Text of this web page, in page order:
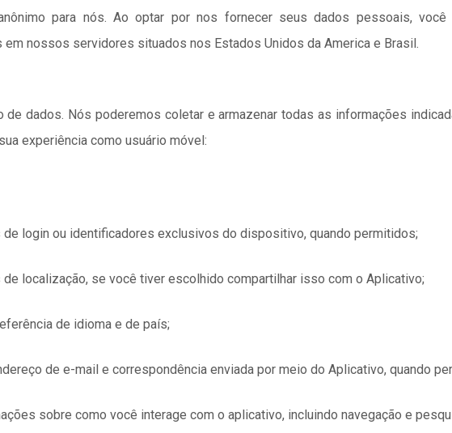
para nós. Ao optar por nos fornecer seus dados pessoais,
em nossos servidores situados nos Estados Unidos da America e Brasil.
de dados. Nós poderemos coletar e armazenar todas as informações
experiência como usuário móvel:
de login ou identificadores exclusivos do dispositivo, quando permitidos;
de localização, se você tiver escolhido compartilhar isso com o Aplicativo;
de idioma e de país;
de e-mail e correspondência enviada por meio do Aplicativo, quando
sobre como você interage com o aplicativo, incluindo navegação e